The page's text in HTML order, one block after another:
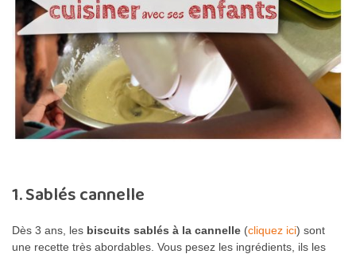
1. Sablés cannelle
Dès 3 ans, les biscuits sablés à la cannelle (cliquez ici) sont
une recette très abordables. Vous pesez les ingrédients, ils les